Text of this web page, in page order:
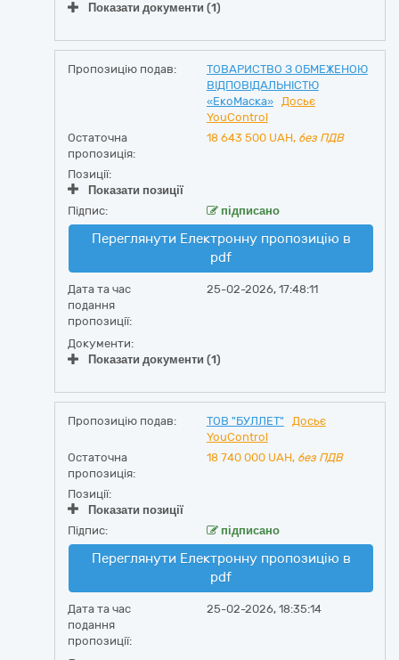
Показати документи (1)
Пропозицію подав:
ТОВАРИСТВО З ОБМЕЖЕНОЮ
ВІДПОВІДАЛЬНІСТЮ
«ЕкоМаска»
Досьє
YouControl
Остаточна
пропозиція:
18 643 500 UAH, без ПДВ
Позиції:
Показати позиції
Підпис:
підписано
Переглянути Електронну пропозицію в
pdf
Дата та час
подання
пропозиції:
25-02-2026, 17:48:11
Документи:
Показати документи (1)
Пропозицію подав: ТОВ "БУЛЛЕТ"
Досьє
YouControl
Остаточна
пропозиція:
18 740 000 UAH, без ПДВ
Позиції:
Показати позиції
Підпис:
підписано
Переглянути Електронну пропозицію в
pdf
Дата та час
подання
пропозиції:
25-02-2026, 18:35:14